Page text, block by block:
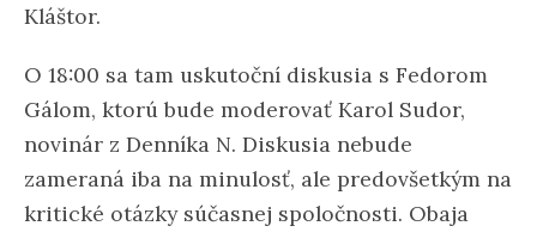
Kláštor.
O 18:00 sa tam uskutoční diskusia s Fedorom
Gálom, ktorú bude moderovať Karol Sudor,
novinár z Denníka N. Diskusia nebude
zameraná iba na minulosť, ale predovšetkým na
kritické otázky súčasnej spoločnosti. Obaja